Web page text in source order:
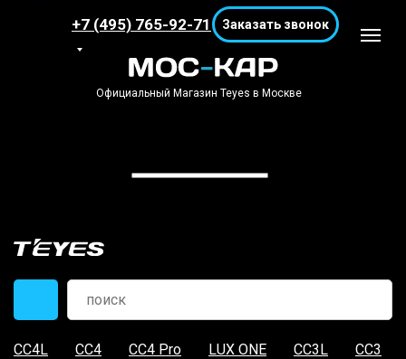
Официальный Магазин Teyes в Москве
+7 (495) 765-92-71 Заказать звонок
CC4L CC4 CC4 Pro LUX ONE CC3L CC3